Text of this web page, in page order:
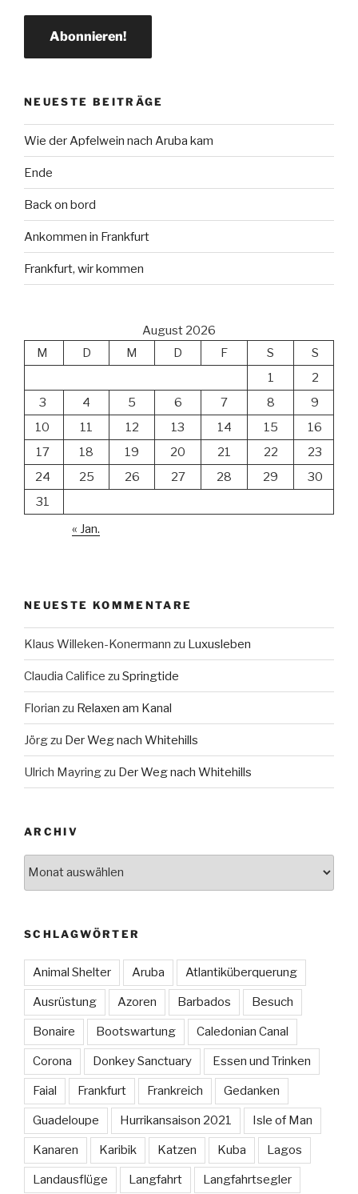
NEUESTE BEITRÄGE
Wie der Apfelwein nach Aruba kam
Ende
Back on bord
Ankommen in Frankfurt
Frankfurt, wir kommen
August 2026
M
D M D F S
S
1
2
3
4 5 6 7 8
9
10
11 12 13 14 15
16
17
18 19 20 21 22
23
24
25 26 27 28 29
30
31
« Jan.
NEUESTE KOMMENTARE
Klaus Willeken-Konermann zu Luxusleben
Claudia Califice zu Springtide
Florian zu Relaxen am Kanal
Jörgzu Der Weg nach Whitehills
Ulrich Mayringzu Der Weg nach Whitehills
ARCHIV
SCHLAGWÖRTER
Animal Shelter Aruba Atlantiküberquerung
Ausrüstung Azoren Barbados Besuch
Bonaire Bootswartung Caledonian Canal
Corona Donkey Sanctuary Essen und Trinken
Faial Frankfurt Frankreich Gedanken
Guadeloupe Hurrikansaison 2021 Isle of Man
Kanaren Karibik Katzen Kuba Lagos
Landausflüge Langfahrt Langfahrtsegler